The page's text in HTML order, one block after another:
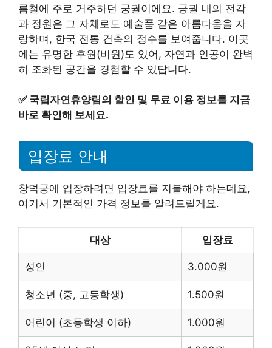
름철에 주로 거주하던 궁궐이에요. 궁궐 내의 전각
과 정원은 그 자체로도 예술품 같은 아름다움을 자
랑하며, 한국 전통 건축의 정수를 보여줍니다. 이곳
에는 유명한 후원(비원)도 있어, 자연과 인공이 완벽
히 조화된 공간을 경험할 수 있답니다.
✅ 국립자연휴양림의 할인 및 무료 이용 정보를 지금
바로 확인해 보세요.
입장료 안내
창덕궁에 입장하려면 입장료를 지불해야 하는데요,
여기서 기본적인 가격 정보를 알려드릴게요.
대상 입장료
성인 3.000원
청소년 (중, 고등학생) 1.500원
어린이 (초등학생 이하) 1.000원